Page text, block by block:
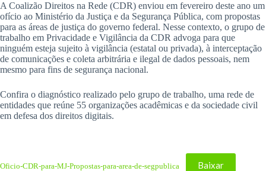
A Coalizão Direitos na Rede (CDR) enviou em fevereiro deste ano um
ofício ao Ministério da Justiça e da Segurança Pública, com propostas
para as áreas de justiça do governo federal. Nesse contexto, o grupo de
trabalho em Privacidade e Vigilância da CDR advoga para que
ninguém esteja sujeito à vigilância (estatal ou privada), à interceptação
de comunicações e coleta arbitrária e ilegal de dados pessoais, nem
mesmo para fins de segurança nacional.
Confira o diagnóstico realizado pelo grupo de trabalho, uma rede de
entidades que reúne 55 organizações acadêmicas e da sociedade civil
em defesa dos direitos digitais.
Oficio-CDR-para-MJ-Propostas-para-area-de-segpublica Baixar